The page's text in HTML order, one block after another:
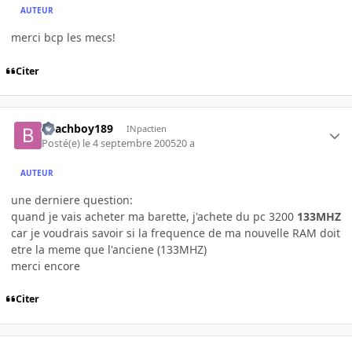
AUTEUR
merci bcp les mecs!
Citer
Beachboy189 INpactien
Posté(e) le 4 septembre 200520 a
AUTEUR
une derniere question:
quand je vais acheter ma barette, j'achete du pc 3200 133MHZ
car je voudrais savoir si la frequence de ma nouvelle RAM doit
etre la meme que l'anciene (133MHZ)
merci encore
Citer